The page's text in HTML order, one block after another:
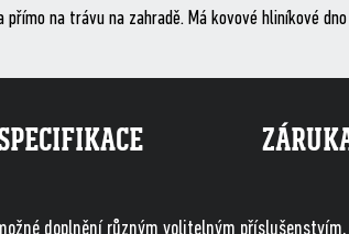
na trávu na zahradě. Má kovové hliníkové
doplnění různým volitelným